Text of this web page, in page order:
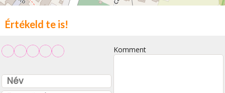
Értékeld te is!
Komment